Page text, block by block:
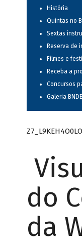
História
Quintas no
Sextas
Reserva de
Filmes e
Receba a
Concursos
Galeria
do
da